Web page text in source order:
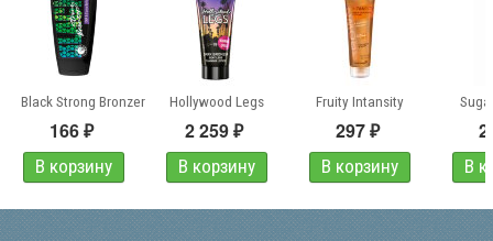
Black Strong Bronzer
166 ₽
Hollywood Legs
2 259 ₽
Fruity Intansity
297 ₽